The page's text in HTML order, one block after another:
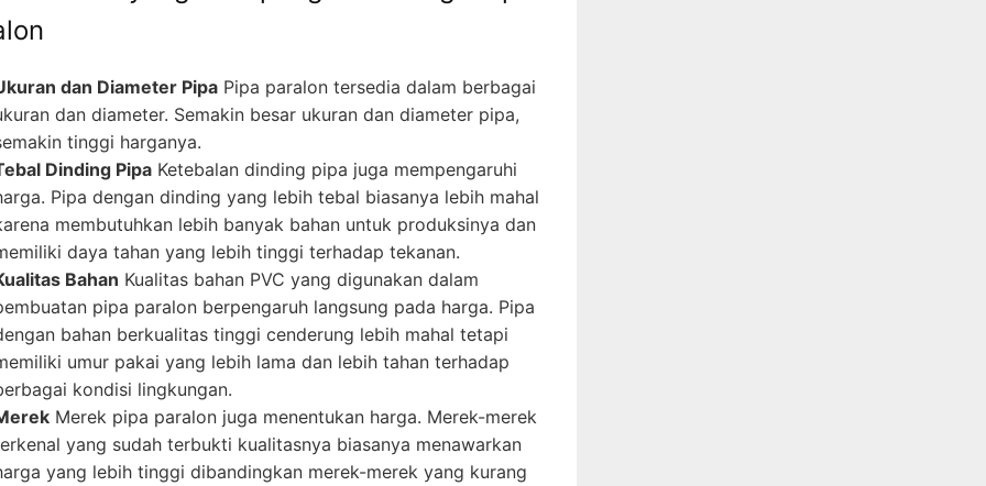
dan Diameter Pipa Pipa paralon tersedia dalam berbagai
dan diameter. Semakin besar ukuran dan diameter pipa,
tinggi harganya.
Dinding Pipa Ketebalan dinding pipa juga mempengaruhi
Pipa dengan dinding yang lebih tebal biasanya lebih mahal
membutuhkan lebih banyak bahan untuk produksinya dan
daya tahan yang lebih tinggi terhadap tekanan.
Bahan Kualitas bahan PVC yang digunakan dalam
pipa paralon berpengaruh langsung pada harga. Pipa
bahan berkualitas tinggi cenderung lebih mahal tetapi
umur pakai yang lebih lama dan lebih tahan terhadap
kondisi lingkungan.
Merek pipa paralon juga menentukan harga. Merek-merek
yang sudah terbukti kualitasnya biasanya menawarkan
yang lebih tinggi dibandingkan merek-merek yang kurang